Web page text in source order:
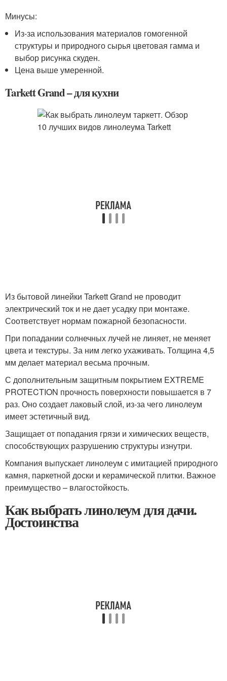
Минусы:
Из-за использования материалов гомогенной
структуры и природного сырья цветовая гамма и
выбор рисунка скуден.
Цена выше умеренной.
Tarkett Grand – для кухни
Из бытовой линейки Tarkett Grand не проводит
электрический ток и не дает усадку при монтаже.
Соответствует нормам пожарной безопасности.
При попадании солнечных лучей не линяет, не меняет
цвета и текстуры. За ним легко ухаживать. Толщина 4,5
мм делает материал весьма прочным.
С дополнительным защитным покрытием EXTREME
PROTECTION прочность поверхности повышается в 7
раз. Оно создает лаковый слой, из-за чего линолеум
имеет эстетичный вид.
Защищает от попадания грязи и химических веществ,
способствующих разрушению структуры изнутри.
Компания выпускает линолеум с имитацией природного
камня, паркетной доски и керамической плитки. Важное
преимущество – влагостойкость.
Как выбрать линолеум для дачи.
Достоинства